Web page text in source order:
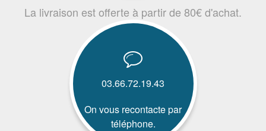
La livraison est offerte à partir de 80€ d'achat.
03.66.72.19.43
On vous recontacte par
téléphone.